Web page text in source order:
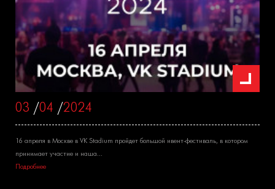
03 /04 /2024
16 апреля в Москве в VK Stadium пройдет большой ивент-фестиваль, в котором
принимает участие и наша...
Подробнее